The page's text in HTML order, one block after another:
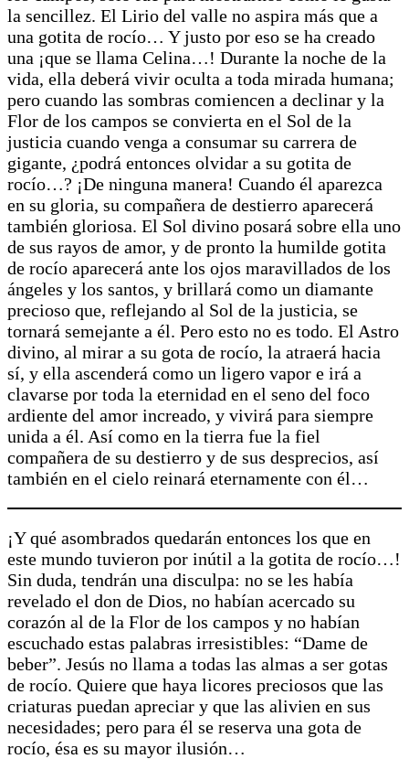
la sencillez. El Lirio del valle no aspira más que a
una gotita de rocío… Y justo por eso se ha creado
una ¡que se llama Celina…! Durante la noche de la
vida, ella deberá vivir oculta a toda mirada humana;
pero cuando las sombras comiencen a declinar y la
Flor de los campos se convierta en el Sol de la
justicia cuando venga a consumar su carrera de
gigante, ¿podrá entonces olvidar a su gotita de
rocío…? ¡De ninguna manera! Cuando él aparezca
en su gloria, su compañera de destierro aparecerá
también gloriosa. El Sol divino posará sobre ella uno
de sus rayos de amor, y de pronto la humilde gotita
de rocío aparecerá ante los ojos maravillados de los
ángeles y los santos, y brillará como un diamante
precioso que, reflejando al Sol de la justicia, se
tornará semejante a él. Pero esto no es todo. El Astro
divino, al mirar a su gota de rocío, la atraerá hacia
sí, y ella ascenderá como un ligero vapor e irá a
clavarse por toda la eternidad en el seno del foco
ardiente del amor increado, y vivirá para siempre
unida a él. Así como en la tierra fue la fiel
compañera de su destierro y de sus desprecios, así
también en el cielo reinará eternamente con él…
¡Y qué asombrados quedarán entonces los que en
este mundo tuvieron por inútil a la gotita de rocío…!
Sin duda, tendrán una disculpa: no se les había
revelado el don de Dios, no habían acercado su
corazón al de la Flor de los campos y no habían
escuchado estas palabras irresistibles: “Dame de
beber”. Jesús no llama a todas las almas a ser gotas
de rocío. Quiere que haya licores preciosos que las
criaturas puedan apreciar y que las alivien en sus
necesidades; pero para él se reserva una gota de
rocío, ésa es su mayor ilusión…